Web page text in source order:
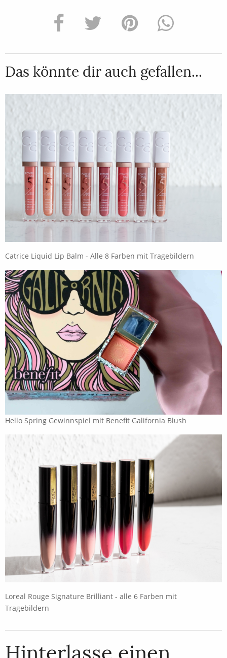
Das könnte dir auch gefallen...
Catrice Liquid Lip Balm - Alle 8 Farben mit Tragebildern
Hello Spring Gewinnspiel mit Benefit Galifornia Blush
Loreal Rouge Signature Brilliant - alle 6 Farben mit
Tragebildern